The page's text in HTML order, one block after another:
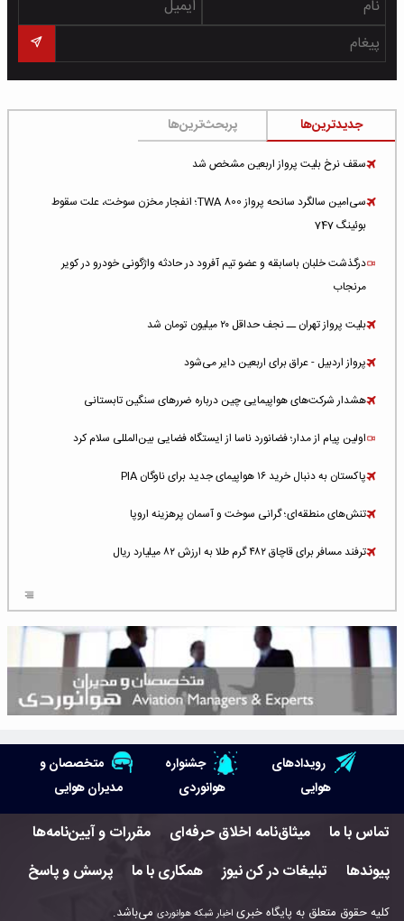
جدیدترین‌ها پربحث‌ترین‌ها
سقف نرخ بلیت پرواز اربعین مشخص شد
سی‌امین سالگرد سانحه پرواز TWA 800؛ انفجار مخزن سوخت، علت سقوط
بوئینگ 747
درگذشت خلبان باسابقه و عضو تیم آفرود در حادثه واژگونی خودرو در کویر
مرنجاب
بلیت پرواز تهران ــ نجف حداقل ۲۰ میلیون تومان شد
پرواز اردبیل - عراق برای اربعین دایر می‌شود
هشدار شرکت‌های هواپیمایی چین درباره ضررهای سنگین تابستانی
اولین پیام از مدار؛ فضانورد ناسا از ایستگاه فضایی بین‌المللی سلام کرد
پاکستان به دنبال خرید ۱۶ هواپیمای جدید برای ناوگان PIA
تنش‌های منطقه‌ای؛ گرانی سوخت و آسمان پرهزینه اروپا
ترفند مسافر برای قاچاق ۴۸۲ گرم طلا به ارزش ۸۲ میلیارد ریال
شلوغ‌ترین فرودگاه‌های اروپا در ۲۰۲۵: لندن، استانبول و پاریس
پخش زنده پرواز سیزدهم موشک استارشیپ اسپیس‌ایکس [جمعه ساعت ۰۱:۴۵]
هوش مصنوعی وارد تعمیر و بازرسی موتورهای هواپیما شد
حمله هوایی به تأسیسات فرودگاه سمنان
استخدام در صنعت هوانوردی کانادا با آموزش رایگان و حقوق ۱۲۷ هزار دلاری
رویدادهای
هوایی
جشنواره
هوانوردی
متخصصان و
مدیران هوایی
تماس با ما میثاق‌نامه اخلاق حرفه‌ای
مقررات و آیین‌نامه‌ها
پیوندها
تبلیغات در کن نیوز همکاری با ما پرسش و پاسخ
کلیه حقوق متعلق به پایگاه خبری اخبار شبکه هوانوردی می‌باشد.